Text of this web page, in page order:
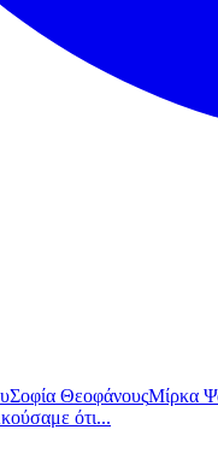
Σοφία ΘεοφάνουςΜίρκα
ότι...